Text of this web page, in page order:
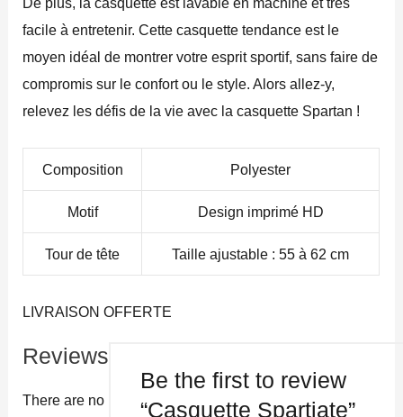
facile à entretenir. Cette casquette tendance est le
moyen idéal de montrer votre esprit sportif, sans faire de
compromis sur le confort ou le style. Alors allez-y,
relevez les défis de la vie avec la casquette Spartan !
Composition Polyester
Motif Design imprimé HD
Tour de tête Taille ajustable : 55 à 62 cm
LIVRAISON OFFERTE
Reviews
There are no
Be the first to review
“Casquette Spartiate”